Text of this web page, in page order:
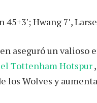
Hwang 7′,
aseguró un valioso
el Tottenham Hotspur
los Wolves y